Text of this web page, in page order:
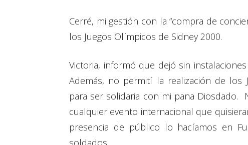
Cerré, mi gestión con la “compra de
los Juegos Olímpicos de Sidney 2000.
Victoria, informó que dejó sin
Además, no permití la realización de los
para ser solidaria con mi pana
cualquier evento internacional que
presencia de público lo hacíamos en
soldados.